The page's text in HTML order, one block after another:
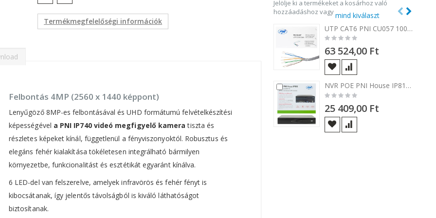
Termékmegfelelőségi információk
Felbontás 4MP (2560 x 1440 képpont)
Lenyűgöző 8MP-es felbontásával és UHD formátumú felvételkészítési
képességével a PNI IP740 videó megfigyelő kamera tiszta és
részletes képeket kínál, függetlenül a fényviszonyoktól. Robusztus és
elegáns fehér kialakítása tökéletesen integrálható bármilyen
környezetbe, funkcionalitást és esztétikát egyaránt kínálva.
6 LED-del van felszerelve, amelyek infravörös és fehér fényt is
kibocsátanak, így jelentős távolságból is kiváló láthatóságot
biztosítanak.
Jelölje ki a termékeket a kosárhoz való
hozzáadáshoz vagymind kiválaszt
UTP CAT6 PNI CU057 100% rézből készült 0,57 mm-es kábel 4 pár internetes és megfigyelő rendszerekhez, 305 m tekercs
Rating:
63 524,00 Ft
NVR POE PNI House IP810 10 csatornás 4K 8MP, 4 csatornás POE és 6 csatornás IP AI funkciókkal
Rating:
0%
25 409,00 Ft
Kosárba